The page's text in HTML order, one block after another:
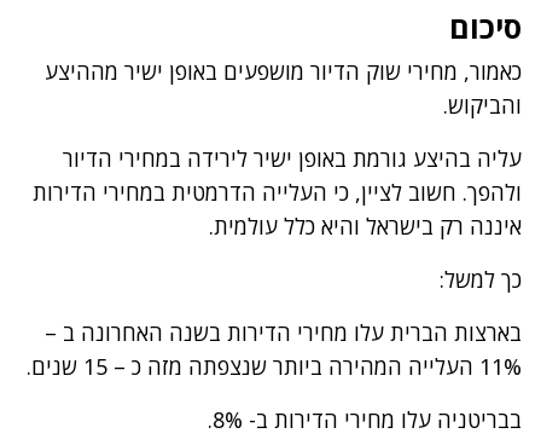
סיכום
כאמור, מחירי שוק הדיור מושפעים באופן ישיר מההיצע
והביקוש.
עליה בהיצע גורמת באופן ישיר לירידה במחירי הדיור
ולהפך. חשוב לציין, כי העלייה הדרמטית במחירי הדירות
איננה רק בישראל והיא כלל עולמית.
כך למשל:
בארצות הברית עלו מחירי הדירות בשנה האחרונה ב –
11% העלייה המהירה ביותר שנצפתה מזה כ – 15 שנים.
בבריטניה עלו מחירי הדירות ב- 8%.